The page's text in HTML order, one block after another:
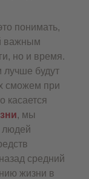
понимать,
важным
но и время.
будут
сможем при
касается
, мы
людей
средний
жизни в